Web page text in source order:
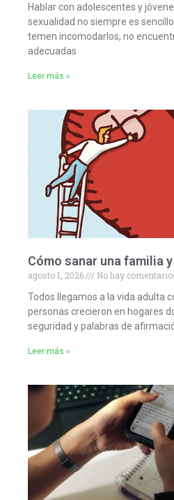
Hablar con adolescentes y
sexualidad no siempre es
temen incomodarlos, no
adecuadas
Leer más »
Cómo sanar una familia
agosto 1, 2026
No hay
Todos llegamos a la vida adulta
personas crecieron en hogares
seguridad y palabras de
Leer más »